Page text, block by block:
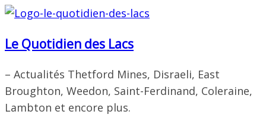
Passer
contenu
Le Quotidien des Lacs
– Actualités Thetford Mines, Disraeli, East
Broughton, Weedon, Saint-Ferdinand, Coleraine,
Lambton et encore plus.